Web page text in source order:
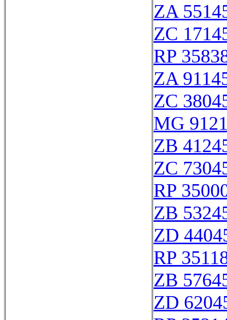
ZA
ZC
RP
ZA
ZC
MG
ZB
ZC
RP
ZB
ZD
RP
ZB
ZD